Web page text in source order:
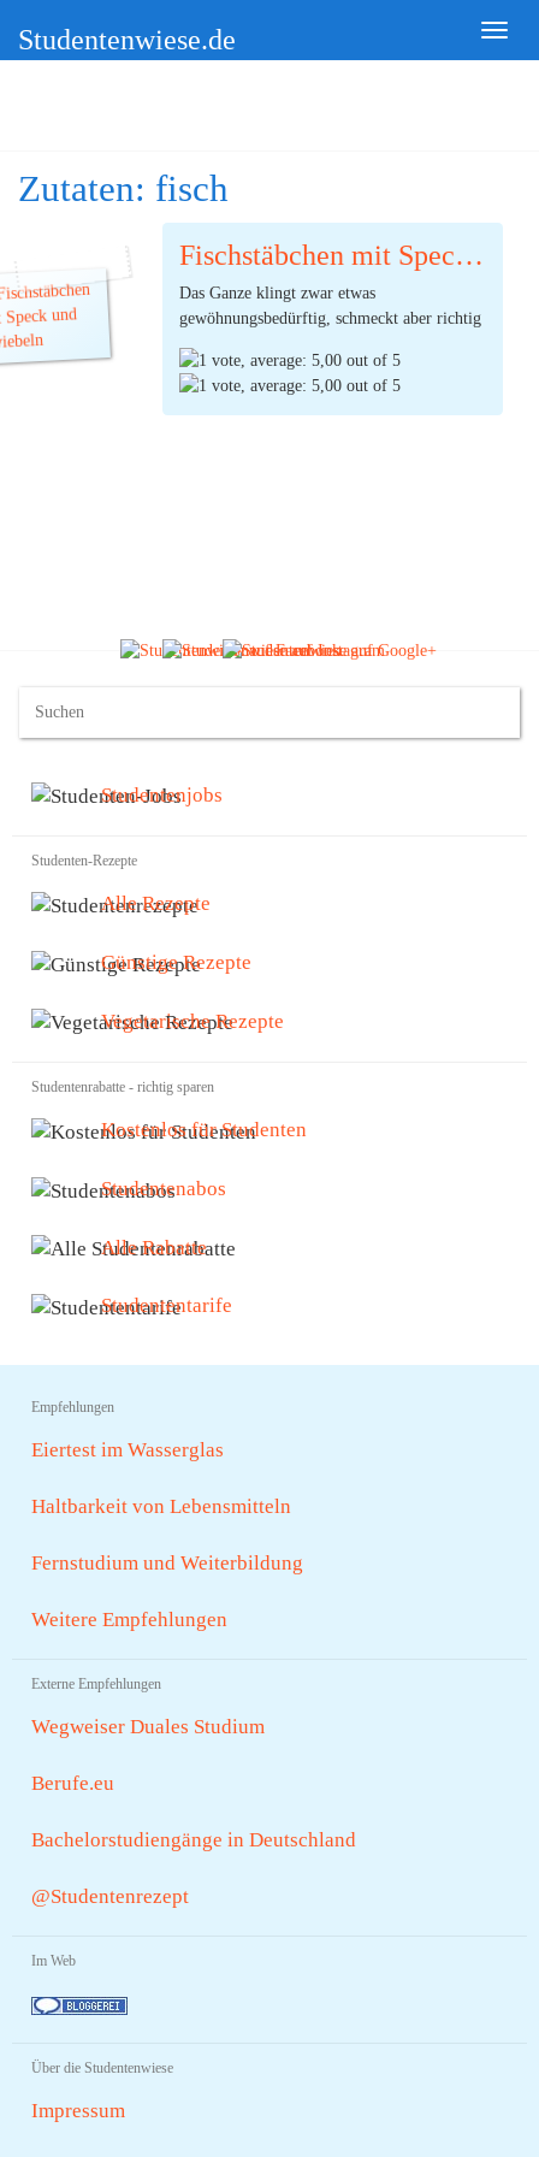
Studentenwiese.de
Zutaten: fisch
Fischstäbchen mit Speck und Zwiebeln
Das Ganze klingt zwar etwas
gewöhnungsbedürftig, schmeckt aber richtig
Fisch eine gute Würze. Mr. Student gibt
einen Daumen hoch!
Studentenjobs
Studenten-Rezepte
Alle Rezepte
Günstige Rezepte
Vegetarische Rezepte
Studentenrabatte - richtig sparen
Kostenlos für Studenten
Studentenabos
Alle Rabatte
Studententarife
Empfehlungen
Eiertest im Wasserglas
Haltbarkeit von Lebensmitteln
Fernstudium und Weiterbildung
Weitere Empfehlungen
Externe Empfehlungen
Wegweiser Duales Studium
Berufe.eu
Bachelorstudiengänge in Deutschland
@Studentenrezept
Im Web
Über die Studentenwiese
Impressum